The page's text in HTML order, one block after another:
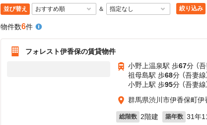
並び替え ＆ 絞り込み
物件数6件
フォレスト伊香保の賃貸物件
小野上温泉駅 歩67分 （吾
祖母島駅 歩68分 （吾妻線
小野上駅 歩95分 （吾妻線
群馬県渋川市伊香保町伊
総階数 2階建 築年数 31年